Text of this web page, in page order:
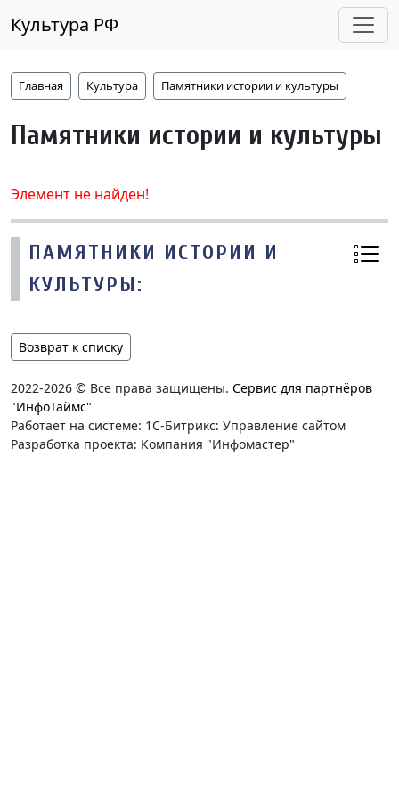
Культура РФ
Главная Культура Памятники истории и культуры
Памятники истории и культуры
Элемент не найден!
ПАМЯТНИКИ ИСТОРИИ И
КУЛЬТУРЫ:
Возврат к списку
2022-2026 © Все права защищены. Сервис для партнёров
"ИнфоТаймс"
Работает на системе: 1С-Битрикс: Управление сайтом
Разработка проекта: Компания "Инфомастер"